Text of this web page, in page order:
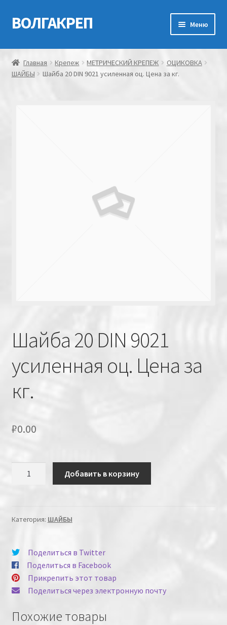
Перейти
к
Перейти
к
ВОЛГАКРЕП Меню
Главная
Контакты
Главная Крепеж МЕТРИЧЕСКИЙ КРЕПЕЖ
ОЦИКОВКА
ШАЙБЫ
Шайба 20 DIN 9021 усиленная оц. Цена за кг.
Шайба 20 DIN 9021
усиленная оц. Цена за
кг.
₽0.00
Добавить в корзину
Категория: ШАЙБЫ
Поделиться в Twitter
Поделиться в Facebook
Прикрепить этот товар
Поделиться через электронную почту
Похожие товары